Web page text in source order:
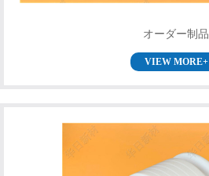
オーダー制品
VIEW MORE+